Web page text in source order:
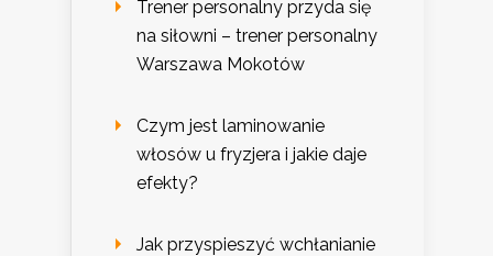
Trener personalny przyda się
na siłowni – trener personalny
Warszawa Mokotów
Czym jest laminowanie
włosów u fryzjera i jakie daje
efekty?
Jak przyspieszyć wchłanianie